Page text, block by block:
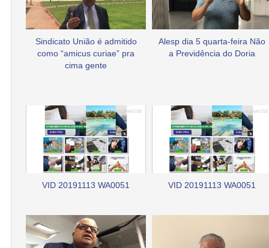
Sindicato União é admitido
como “amicus curiae” pra
cima gente
Alesp dia 5 quarta-feira Não
a Previdência do Doria
VID 20191113 WA0051 VID 20191113 WA0051